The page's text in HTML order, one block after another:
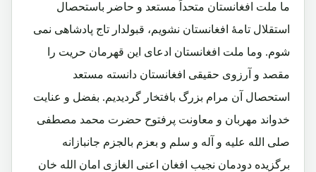
ما ملت افغانستان متحداً مستعد و حاضر باستحصال
استقلال تامۀ افغانستان نشویم، قبولدار تاج پادشاهی نمی
شوم. وما ملت افغانستان ادعای این قهرمان حریت را
مقصد و آرزوی حقیقی افغانستان دانسته مستعد
استحصال آن مرام بزرگ بافتخار گردیدیم. بفضل و عنایت
خدواند مهربان و معاونت پرفتوح حضرت محمد مصطفی
صلی الله علیه و آله و سلم و بعزم بالجزم جانبازانه
برگزیده دودمان نجیب افغان اعنی الغازی امان الله خان